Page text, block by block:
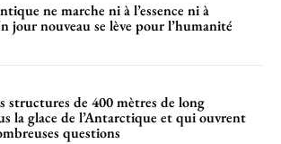
ne marche ni à l’essence ni à
jour nouveau se lève pour l’humanité
structures de 400 mètres de long
la glace de l’Antarctique et qui ouvrent
questions